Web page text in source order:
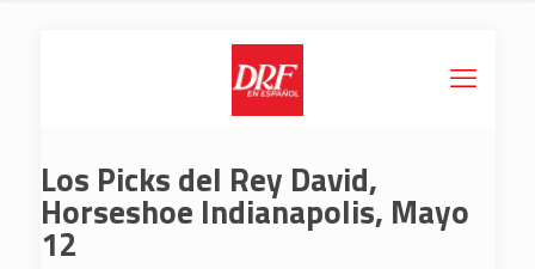
Los Picks del Rey David,
Horseshoe Indianapolis, Mayo
12